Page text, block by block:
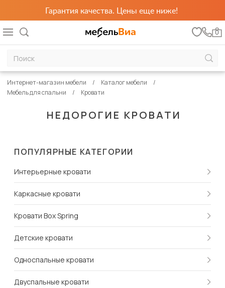
Гарантия качества. Цены еще ниже!
0
НЕДОРОГИЕ КРОВАТИ
Интернет-магазин мебели
Каталог мебели
Мебель для спальни
Кровати
ПОПУЛЯРНЫЕ КАТЕГОРИИ
Интерьерные кровати
Каркасные кровати
Кровати Box Spring
Детские кровати
Односпальные кровати
Двуспальные кровати